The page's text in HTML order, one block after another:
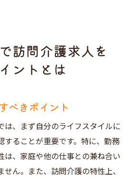
訪問介護求人を
ントとは
べきポイント
は、まず自分のライフスタイルに
することが重要です。特に、勤務
は、家庭や他の仕事との兼ね合い
せん。また、訪問介護の特性上、